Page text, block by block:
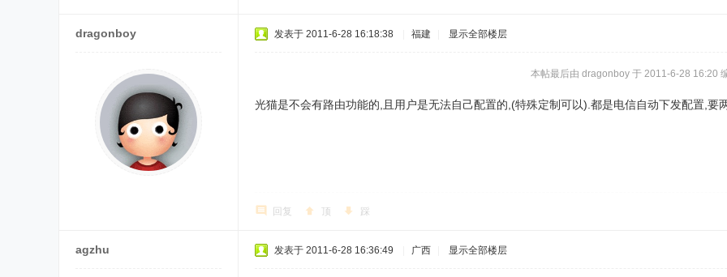
dragonboy 发表于 2011-6-28 16:18:38 福建 显示全部楼层
本帖最后由 dragonboy 于 2011-6-28 16:20
光猫是不会有路由功能的,且用户是无法自己配置的,(特殊定制可以).都是电信自动下发配置,要
回复 顶 踩
agzhu 发表于 2011-6-28 16:36:49 广西 显示全部楼层